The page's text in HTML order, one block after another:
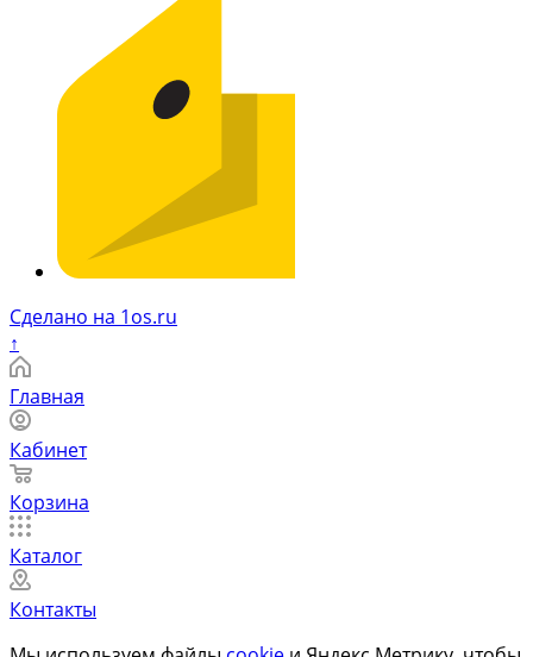
Сделано на 1os.ru
↑
Главная
Кабинет
Корзина
Каталог
Контакты